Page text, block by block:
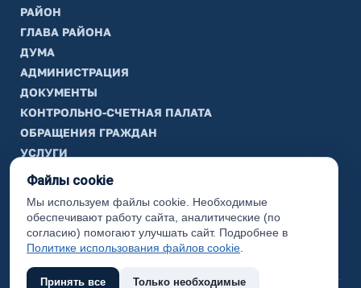
РАЙОН
ГЛАВА РАЙОНА
ДУМА
АДМИНИСТРАЦИЯ
ДОКУМЕНТЫ
КОНТРОЛЬНО-СЧЕТНАЯ ПАЛАТА
ОБРАЩЕНИЯ ГРАЖДАН
УСЛУГИ
ТИК
ИНФОРМАЦИЯ
Законодательная карта
Карта сайта
Файлы cookie
Мы используем файлы cookie. Необходимые
обеспечивают работу сайта, аналитические (по
согласию) помогают улучшать сайт. Подробнее в
Политике использования файлов cookie
Принять все Только необходимые